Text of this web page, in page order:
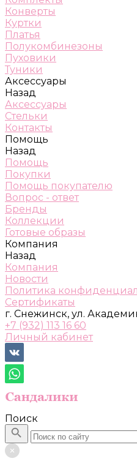
Конверты
Куртки
Платья
Полукомбинезоны
Пуховики
Туники
Аксессуары
Назад
Аксессуары
Стельки
Контакты
Помощь
Назад
Помощь
Покупки
Помощь покупателю
Вопрос - ответ
Бренды
Коллекции
Готовые образы
Компания
Назад
Компания
Новости
Политика
Сертификаты
г. Снежинск, ул.
+7 (932) 113 16 60
Личный кабинет
Поиск